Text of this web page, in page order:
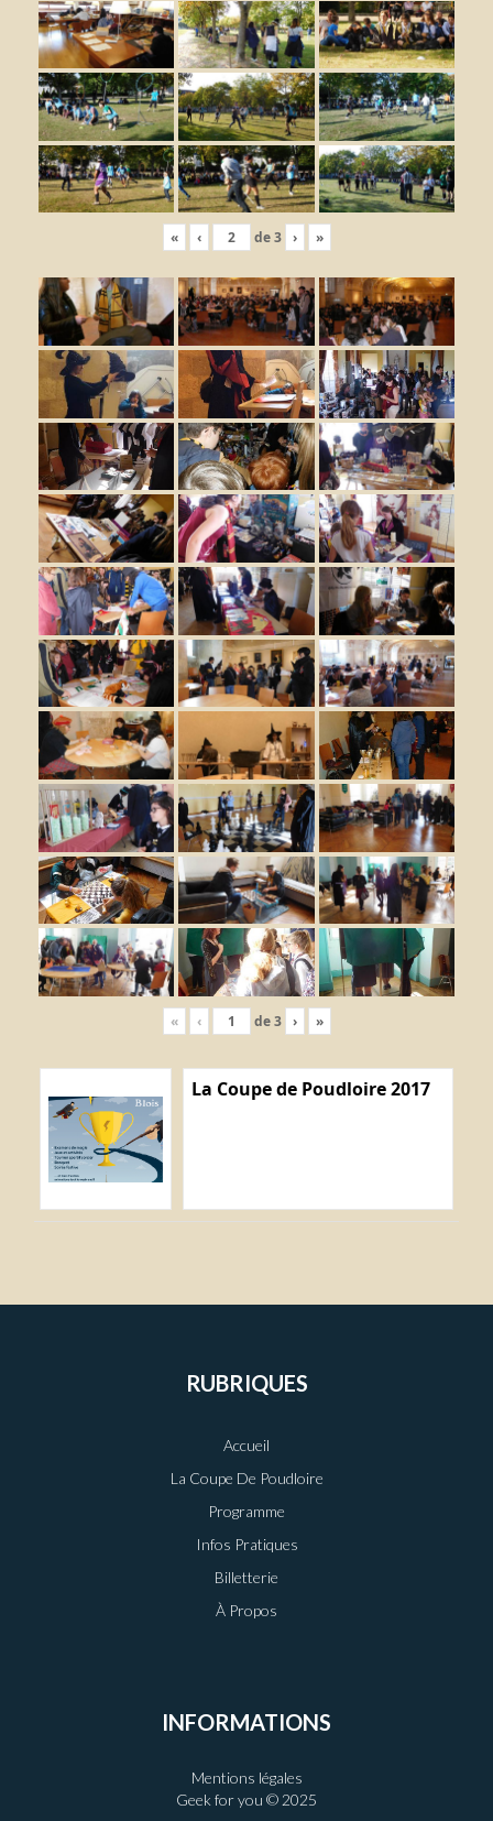
« ‹ de3 › »
« ‹ de3 › »
La Coupe de Poudloire 2017
RUBRIQUES
Accueil
La Coupe De Poudloire
Programme
Infos Pratiques
Billetterie
À Propos
INFORMATIONS
Mentions légales
Geek for you © 2025